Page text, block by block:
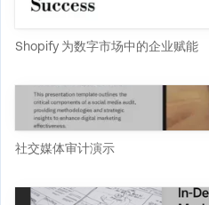
Shopify 为数字市场中的企业赋能
社交媒体审计演示